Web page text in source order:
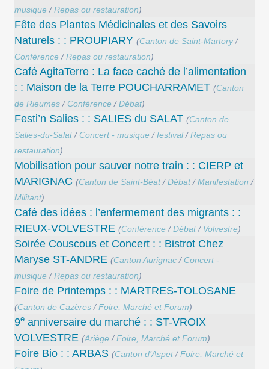
musique /Repas ou restauration)
Fête des Plantes Médicinales et des Savoirs
Naturels : : PROUPIARY (Canton de Saint-Martory/
Conférence /Repas ou restauration)
Café AgitaTerre : La face caché de l’alimentation
: : Maison de la Terre POUCHARRAMET (Canton
de Rieumes / Conférence /Débat)
Festi’n Salies : : SALIES du SALAT (Canton de
Salies-du-Salat/ Concert - musique /festival/Repas ou
restauration)
Mobilisation pour sauver notre train : : CIERP et
MARIGNAC (Canton de Saint-Béat/Débat/Manifestation /
Militant)
Café des idées : l’enfermement des migrants : :
RIEUX-VOLVESTRE (Conférence /Débat/ Volvestre)
Soirée Couscous et Concert : : Bistrot Chez
Maryse ST-ANDRE (Canton Aurignac / Concert -
musique /Repas ou restauration)
Foire de Printemps : : MARTRES-TOLOSANE
(Canton de Cazères /Foire, Marché et Forum)
9e anniversaire du marché : : ST-VROIX
VOLVESTRE (Ariège /Foire, Marché et Forum)
Foire Bio : : ARBAS (Canton d’Aspet/Foire, Marché et